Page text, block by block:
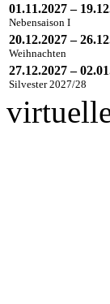
01.11.2027 –
Nebensaison I
20.12.2027 –
Weihnachten
27.12.2027 –
Silvester 2027/28